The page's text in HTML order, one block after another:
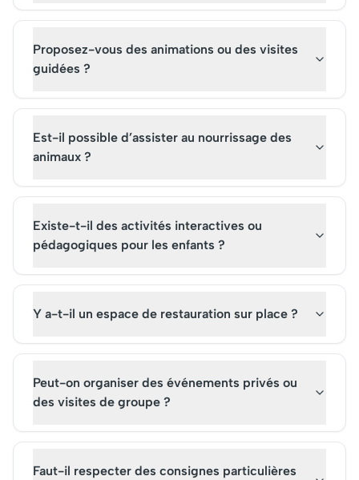
Proposez-vous des animations ou des visites
guidées ?
Est-il possible d’assister au nourrissage des
animaux ?
Existe-t-il des activités interactives ou
pédagogiques pour les enfants ?
Y a-t-il un espace de restauration sur place ?
Peut-on organiser des événements privés ou
des visites de groupe ?
Faut-il respecter des consignes particulières